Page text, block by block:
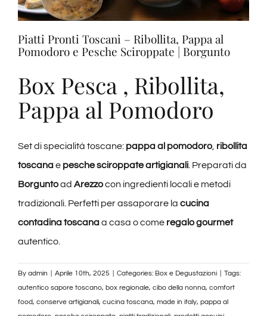
Degustazioni
Servizi
Piatti Pronti Toscani – Ribollita, Pappa al
Pomodoro e Pesche Sciroppate | Borgunto
Box Pesca , Ribollita,
Pappa al Pomodoro
Set di specialità toscane: pappa al pomodoro, ribollita
toscanae pesche sciroppate artigianali. Preparati da
Borguntoad Arezzocon ingredienti locali e metodi
tradizionali. Perfetti per assaporare la cucina
contadina toscanaa casa o come regalo gourmet
autentico.
By admin Aprile 10th, 2025 Categories: Box e Degustazioni
Tags:
autentico sapore toscano, box regionale, cibo della nonna, comfort
food, conserve artigianali, cucina toscana, made in italy, pappa al